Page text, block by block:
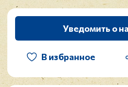
Уведомить о
В избранное